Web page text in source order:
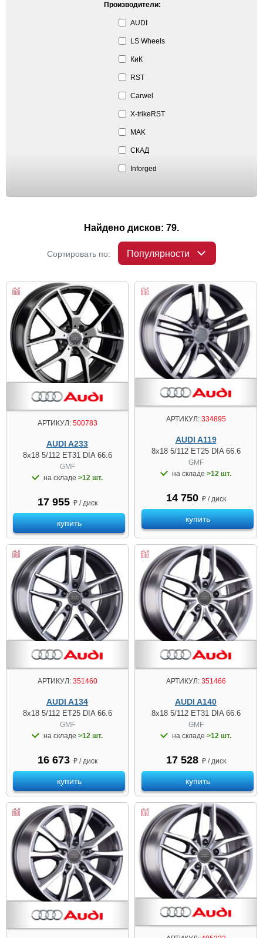
Производители:
AUDI
LS Wheels
КиК
RST
Carwel
X-trikeRST
MAK
СКАД
Inforged
Найдено дисков: 79.
Сортировать по: Популярности
АРТИКУЛ:500783
AUDI A233
8x18 5/112 ET31 DIA 66.6
GMF
на складе >12 шт.
17 955 ₽ / диск
купить
АРТИКУЛ:334895
AUDI A119
8x18 5/112 ET25 DIA 66.6
GMF
на складе >12 шт.
14 750 ₽ / диск
купить
АРТИКУЛ:351460
AUDI A134
8x18 5/112 ET25 DIA 66.6
GMF
на складе >12 шт.
16 673 ₽ / диск
купить
АРТИКУЛ:351466
AUDI A140
8x18 5/112 ET31 DIA 66.6
GMF
на складе >12 шт.
17 528 ₽ / диск
купить